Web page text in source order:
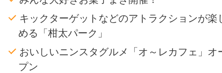
キックターゲットなどのアトラクションが楽
める「柑太パーク」
おいしいニンスタグルメ「オ～レカフェ」オ
プン